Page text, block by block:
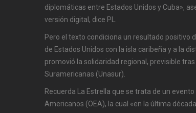
diplomáticas entre Estados Unidos y Cuba»,
versión digital, dice PL.
Pero el texto condiciona un resultado positivo
de Estados Unidos con la isla caribeña y a la
promovió la solidaridad regional, previsible
Suramericanas (Unasur).
Recuerda La Estrella que se trata de un
Americanos (OEA), la cual «en la última